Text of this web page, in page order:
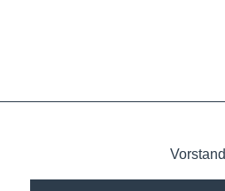
Vorstand